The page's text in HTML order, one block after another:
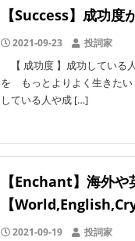
【Success】成功
2021-09-23 投詞家
【 成功度 】成功している
を もっとよりよく生きた
している人や成 […]
【Enchant】海外
【
2021-09-19 投詞家